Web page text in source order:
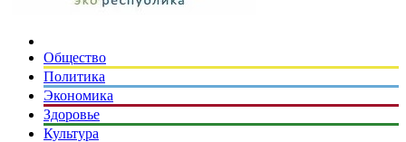
Общество
Политика
Экономика
Здоровье
Культура